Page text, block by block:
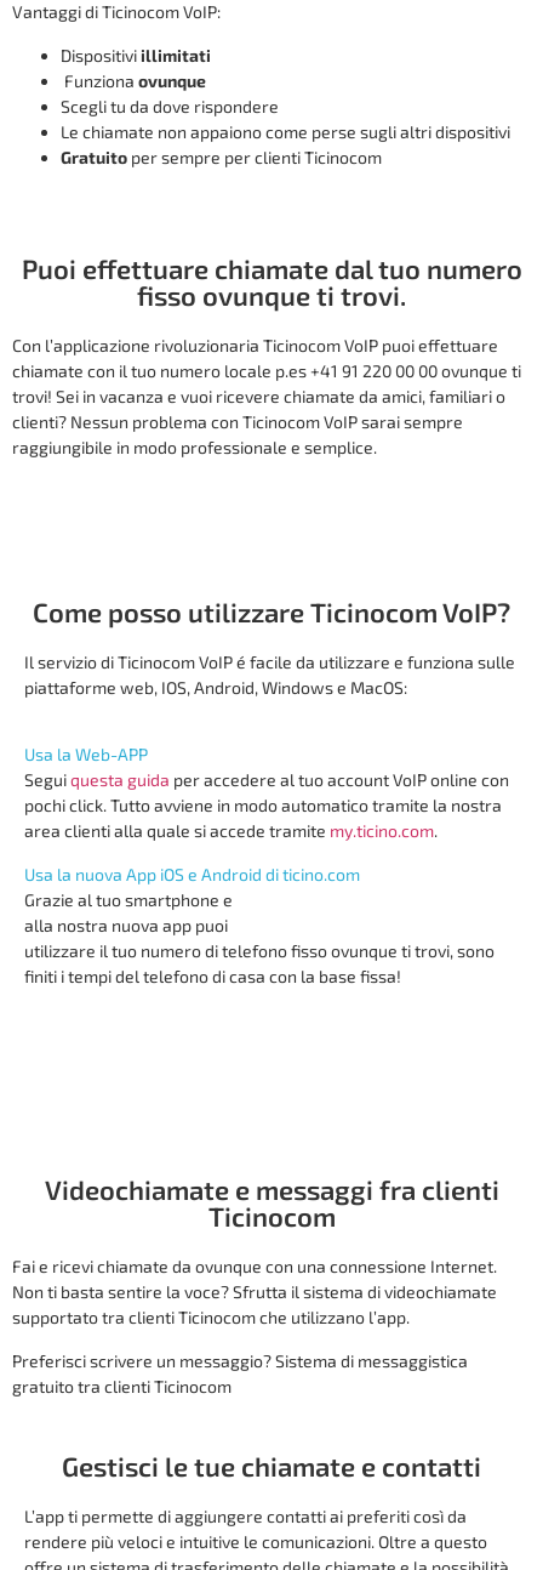
Vantaggi di Ticinocom VoIP:
Dispositivi illimitati
Funziona ovunque
Scegli tu da dove rispondere
Le chiamate non appaiono come perse sugli altri dispositivi
Gratuito per sempre per clienti Ticinocom
Puoi effettuare chiamate dal tuo numero
fisso ovunque ti trovi.
Con l’applicazione rivoluzionaria Ticinocom VoIP puoi effettuare
chiamate con il tuo numero locale p.es +41 91 220 00 00 ovunque ti
trovi! Sei in vacanza e vuoi ricevere chiamate da amici, familiari o
clienti? Nessun problema con Ticinocom VoIP sarai sempre
raggiungibile in modo professionale e semplice.
Come posso utilizzare Ticinocom VoIP?
Il servizio di Ticinocom VoIP é facile da utilizzare e funziona sulle
piattaforme web, IOS, Android, Windows e MacOS:
Usa la Web-APP
Seguiquesta guida per accedere al tuo account VoIP online con
pochi click. Tutto avviene in modo automatico tramite la nostra
area clienti alla quale si accede tramite my.ticino.com.
Usa la nuova App iOS e Android di ticino.com
Grazie al tuo smartphone e
alla nostra nuova app puoi
utilizzare il tuo numero di telefono fisso ovunque ti trovi, sono
finiti i tempi del telefono di casa con la base fissa!
Videochiamate e messaggi fra clienti
Ticinocom
Fai e ricevi chiamate da ovunque con una connessione Internet.
Non ti basta sentire la voce? Sfrutta il sistema di videochiamate
supportato tra clienti Ticinocom che utilizzano l’app.
Preferisci scrivere un messaggio? Sistema di messaggistica
gratuito tra clienti Ticinocom
Gestisci le tue chiamate e contatti
L’app ti permette di aggiungere contatti ai preferiti così da
rendere più veloci e intuitive le comunicazioni. Oltre a questo